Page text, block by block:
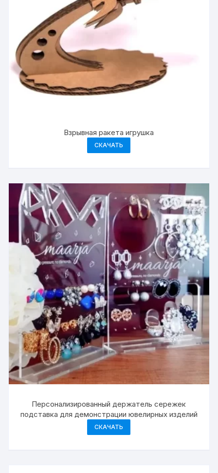
Взрывная ракета игрушка
СКАЧАТЬ
Персонализированный держатель сережек
подставка для демонстрации ювелирных изделий
СКАЧАТЬ